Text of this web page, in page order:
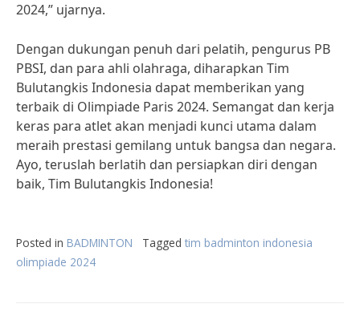
2024,” ujarnya.
Dengan dukungan penuh dari pelatih, pengurus PB
PBSI, dan para ahli olahraga, diharapkan Tim
Bulutangkis Indonesia dapat memberikan yang
terbaik di Olimpiade Paris 2024. Semangat dan kerja
keras para atlet akan menjadi kunci utama dalam
meraih prestasi gemilang untuk bangsa dan negara.
Ayo, teruslah berlatih dan persiapkan diri dengan
baik, Tim Bulutangkis Indonesia!
Posted in BADMINTON Tagged tim badminton indonesia
olimpiade 2024